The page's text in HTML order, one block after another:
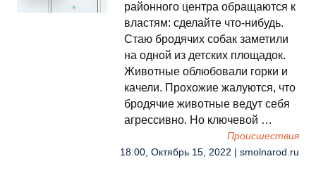
районного центра обращаются к
властям: сделайте что-нибудь.
Стаю бродячих собак заметили
на одной из детских площадок.
Животные облюбовали горки и
качели. Прохожие жалуются, что
бродячие животные ведут себя
агрессивно. Но ключевой …
Происшествия
18:00, Октябрь 15, 2022 | smolnarod.ru